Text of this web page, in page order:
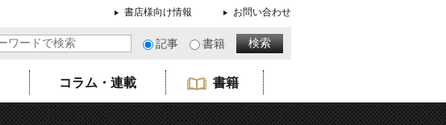
書店様向け情報 お問い合わせ
記事 書籍
コラム・連載 書籍